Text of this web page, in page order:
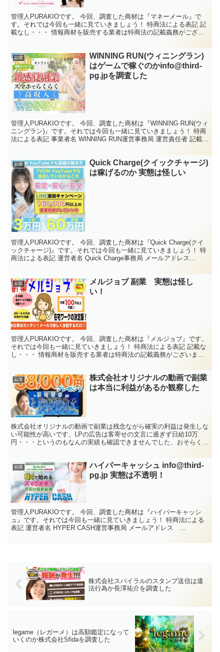
管理人PURAKIOです。 今回、調査した商材は『マネーメール』で
す。それでは今回も一緒に見ていきましょう！ 特商法による表記 記
載なし・・・ 情報商材を販売する業者は特商法の記載義務がござい
副業
WINNING RUN(ウィニングラン)
はゲームで稼ぐのかinfo@third-
pg.jpを調査した
管理人PURAKIOです。 今回、調査した商材は『WINNING RUN(ウィ
ニングラン)』です。それでは今回も一緒に見ていきましょう！ 特商
法による表記 事業者名 WINNING RUN運営事務局 運営責任者 記載な
副業
Quick Charge(クイックチャージ)
は稼げるのか 実態は怪しい
管理人PURAKIOです。 今回、調査した商材は『Quick Charge(クイ
ックチャージ)』です。それでは今回も一緒に見ていきましょう！ 特
商法による表記 運営者名 Quick Charge事務局 メールアドレス
副業
メルジョブ 副業 実態は怪し
い！
管理人PURAKIOです。 今回、調査した商材は『メルジョブ』です。
それでは今回も一緒に見ていきましょう！ 特商法による表記 記載な
し・・・ 情報商材を販売する業者は特商法の記載義務がございまし
副業
株式会社オリジナルの動画で副業
は本当に利益があるか観察した
株式会社オリジナルの動画で副業は残念ながら確実の利益は発生しな
い可能性が高いです、LPの広告は客寄せの文言に過ぎず日給10万
円・・・というのもなんの実績も確認できませんでした、おそらく高
副業
ハイパーキャッシュ info@third-
pg.jp 実態は不透明！
管理人PURAKIOです。 今回、調査した商材は『ハイパーキャッシ
ュ』です。それでは今回も一緒に見ていきましょう！ 特商法による
表記 運営者名 HYPER CASH運営事務局 メールアドレス
株式会社スパイラルのスタンプ送信は違
法行為か長澤祐介を調査した
legame（レガーメ）は高額鑑定になって
いくのか株式会社Sfidaを調査した